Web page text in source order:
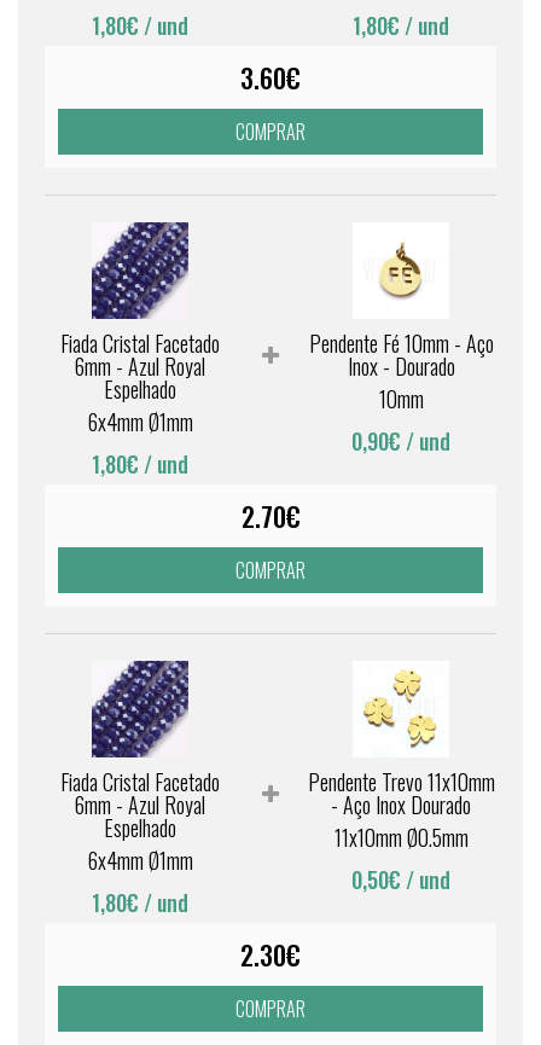
1,80€ / und
1,80€ / und
3.60€
COMPRAR
Fiada Cristal Facetado
6mm - Azul Royal
Espelhado
6x4mm Ø1mm
1,80€ / und
Pendente Fé 10mm - Aço
Inox - Dourado
10mm
0,90€ / und
2.70€
COMPRAR
Fiada Cristal Facetado
6mm - Azul Royal
Espelhado
6x4mm Ø1mm
1,80€ / und
Pendente Trevo 11x10mm
- Aço Inox Dourado
11x10mm Ø0.5mm
0,50€ / und
2.30€
COMPRAR